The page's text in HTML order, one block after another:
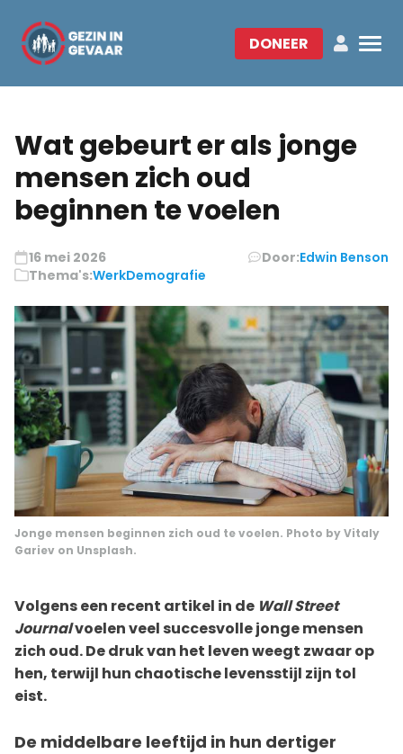
DONEER
Wat gebeurt er als jonge
mensen zich oud
beginnen te voelen
16 mei 2026 Door:Edwin Benson
Thema's:WerkDemografie
Jonge mensen beginnen zich oud te voelen. Photo byVitaly
Gariev on Unsplash.
Volgens een recent artikel in de Wall Street
Journalvoelen veel succesvolle jonge mensen
zich oud. De druk van het leven weegt zwaar op
hen, terwijl hun chaotische levensstijl zijn tol
eist.
De middelbare leeftijd in hun dertiger